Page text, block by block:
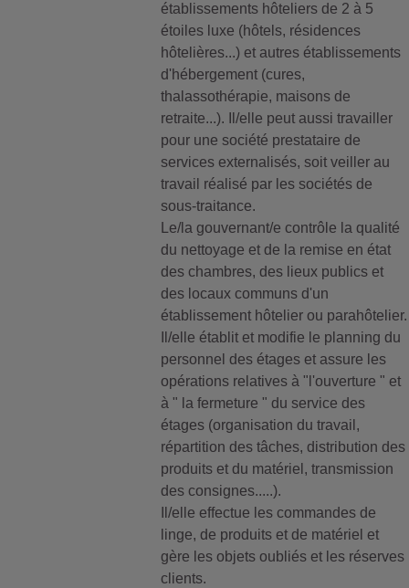
établissements hôteliers de 2 à 5
étoiles luxe (hôtels, résidences
hôtelières...) et autres établissements
d'hébergement (cures,
thalassothérapie, maisons de
retraite...). Il/elle peut aussi travailler
pour une société prestataire de
services externalisés, soit veiller au
travail réalisé par les sociétés de
sous-traitance.
Le/la gouvernant/e contrôle la qualité
du nettoyage et de la remise en état
des chambres, des lieux publics et
des locaux communs d'un
établissement hôtelier ou parahôtelier.
Il/elle établit et modifie le planning du
personnel des étages et assure les
opérations relatives à "l'ouverture " et
à " la fermeture " du service des
étages (organisation du travail,
répartition des tâches, distribution des
produits et du matériel, transmission
des consignes.....).
Il/elle effectue les commandes de
linge, de produits et de matériel et
gère les objets oubliés et les réserves
clients.